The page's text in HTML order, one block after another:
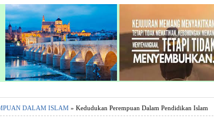
DALAM ISLAM » Kedudukan Perempuan Dalam Pendidikan Islam